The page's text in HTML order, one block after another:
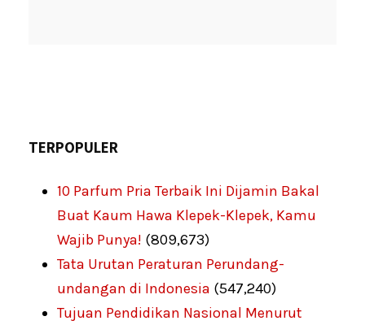
TERPOPULER
10 Parfum Pria Terbaik Ini Dijamin Bakal
Buat Kaum Hawa Klepek-Klepek, Kamu
Wajib Punya! (809,673)
Tata Urutan Peraturan Perundang-
undangan di Indonesia (547,240)
Tujuan Pendidikan Nasional Menurut